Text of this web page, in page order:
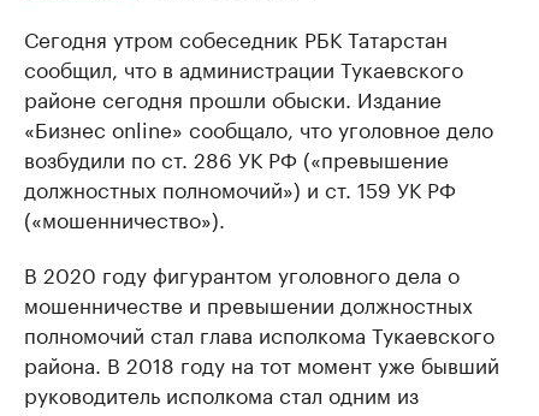
Сегодня утром собеседник РБК Татарстан
сообщил, что в администрации Тукаевского
районе сегодня прошли обыски. Издание
«Бизнес online» сообщало, что уголовное дело
возбудили по ст. 286 УК РФ («превышение
должностных полномочий») и ст. 159 УК РФ
(«мошенничество»).
В 2020 году фигурантом уголовного дела о
мошенничестве и превышении должностных
полномочий стал глава исполкома Тукаевского
района. В 2018 году на тот момент уже бывший
руководитель исполкома стал одним из